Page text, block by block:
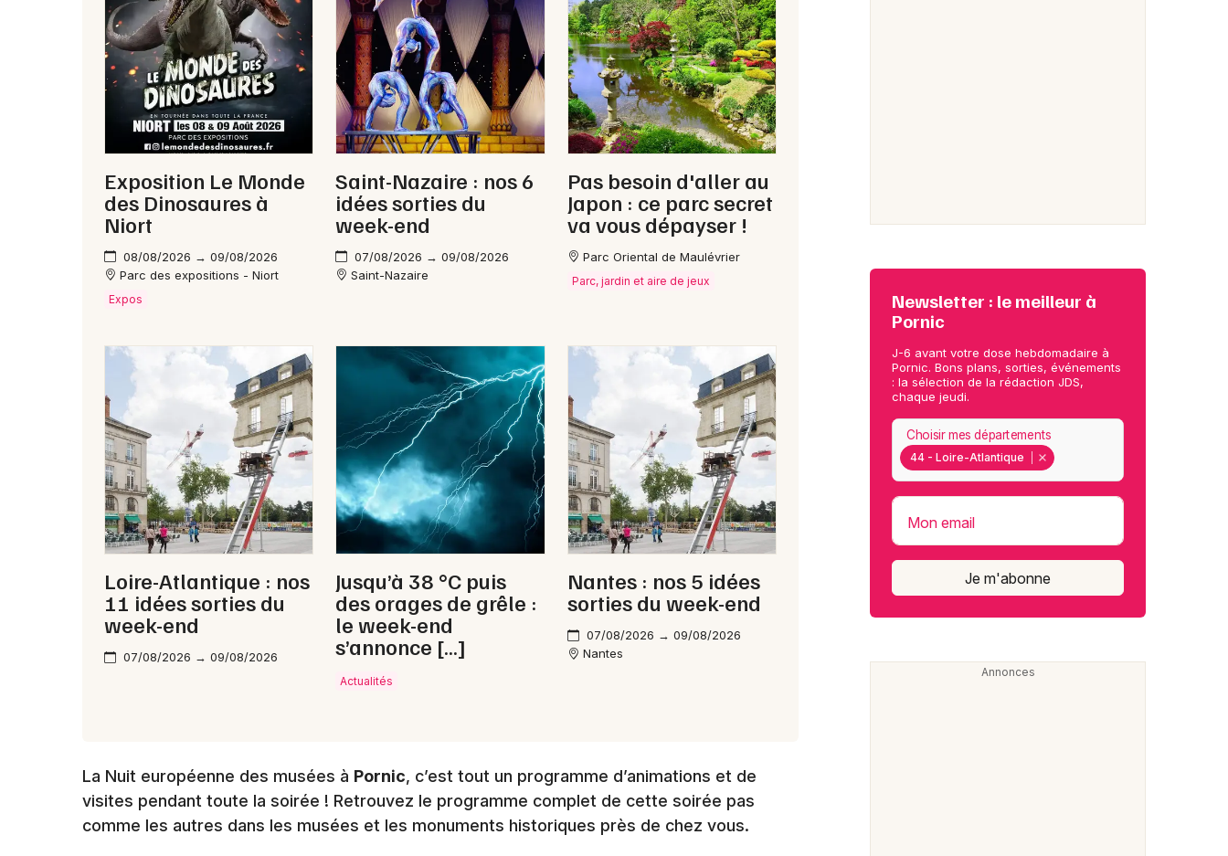
Newsletter des sorties
Artistes en tournée
Magazine à Pornic
44 - Loire-Atlantique
Choisir mes départements
Mon email
Je m'abonne
Exposition Le Monde
des Dinosaures à
Niort
08/08/2026 → 09/08/2026
Parc des expositions - Niort
Expos
Saint-Nazaire : nos 6
idées sorties du
week-end
07/08/2026 → 09/08/2026
Saint-Nazaire
Pas besoin d'aller au
Japon : ce parc secret
va vous dépayser !
Parc Oriental de Maulévrier
Parc, jardin et aire de jeux
Loire-Atlantique : nos
11 idées sorties du
week-end
07/08/2026 → 09/08/2026
Jusqu’à 38 °C puis
des orages de grêle :
le week-end
s’annonce […]
Actualités
Nantes : nos 5 idées
sorties du week-end
07/08/2026 → 09/08/2026
Nantes
La Nuit européenne des musées à Pornic, c’est tout un programme d’animations et de
visites pendant toute la soirée ! Retrouvez le programme complet de cette soirée pas
comme les autres dans les musées et les monuments historiques près de chez vous.
Newsletter : le meilleur à
Pornic
J-6 avant votre dose hebdomadaire à
Pornic. Bons plans, sorties, événements
: la sélection de la rédaction JDS,
chaque jeudi.
44 - Loire-Atlantique
Choisir mes départements
Mon email
Je m'abonne